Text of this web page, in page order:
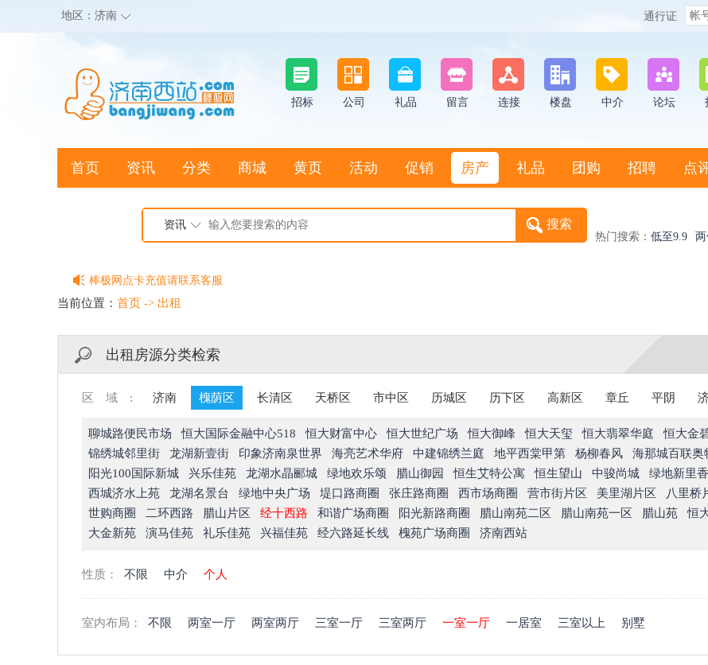
地区： 济南 通行证
招标 公司 礼品 留言 连接 楼盘 中介 论坛
首页 资讯 分类 商城 黄页 活动 促销 房产 礼品 团购 招聘 点
资讯
热门搜索： 低至9.9
棒极网点卡充值请联系客服
客服QQ:2692290505
当前位置： 首页 -> 出租
出租房源分类检索
区域: 济南 槐荫区 长清区 天桥区 市中区 历城区 历下区 高新区 章丘 平阴
聊城路便民市场 恒大国际金融中心518 恒大财富中心 恒大世纪广场 恒大御峰 恒大天玺 恒大翡翠华庭 恒大金
锦绣城邻里街
龙湖新壹街 印象济南泉世界 海亮艺术华府 中建锦绣兰庭 地平西棠甲第 杨柳春风 海那城百联奥
阳光100国际新城
兴乐佳苑 龙湖水晶郦城 绿地欢乐颂 腊山御园 恒生艾特公寓 恒生望山 中骏尚城 绿地新里
西城济水上苑
龙湖名景台 绿地中央广场 堤口路商圈 张庄路商圈 西市场商圈 营市街片区 美里湖片区 八里桥
世购商圈
二环西路 腊山片区 经十西路 和谐广场商圈 阳光新路商圈 腊山南苑二区 腊山南苑一区 腊山苑 恒
大金新苑
演马佳苑 礼乐佳苑 兴福佳苑 经六路延长线 槐苑广场商圈 济南西站
性质： 不限 中介 个人
室内布局： 不限 两室一厅 两室两厅 三室一厅 三室两厅 一室一厅 一居室 三室以上 别墅